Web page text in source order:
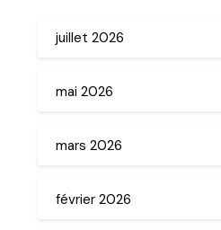
juillet 2026
mai 2026
mars 2026
février 2026